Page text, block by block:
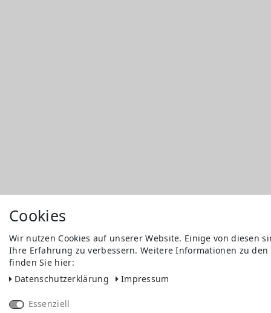
Cookies
Wir nutzen Cookies auf unserer Website. Einige von diesen
Ihre Erfahrung zu verbessern. Weitere Informationen zu
finden Sie hier:
Daten­schutz­erklärung
Impressum
Essenziell